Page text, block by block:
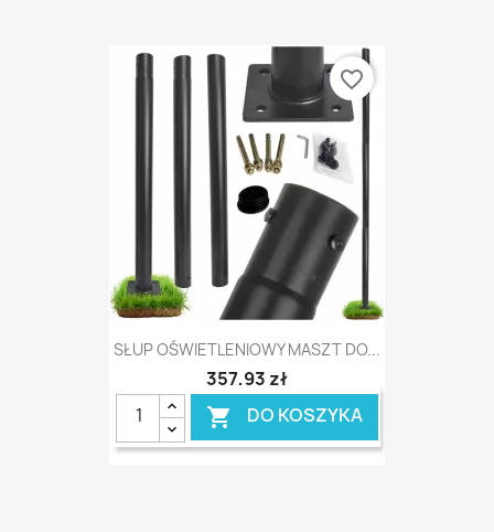
SŁUP OŚWIETLENIOWY MASZT DO...
357,93 zł
 DO KOSZYKA
favorite_border